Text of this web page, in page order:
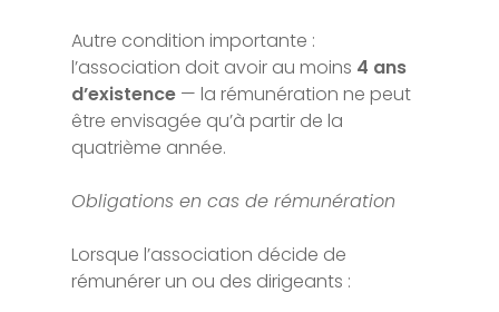
Autre condition importante :
l’association doit avoir au moins 4 ans
d’existence — la rémunération ne peut
être envisagée qu’à partir de la
quatrième année.
Obligations en cas de rémunération
Lorsque l’association décide de
rémunérer un ou des dirigeants :